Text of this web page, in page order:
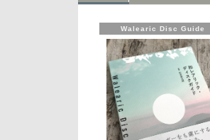
Walearic Disc Guide